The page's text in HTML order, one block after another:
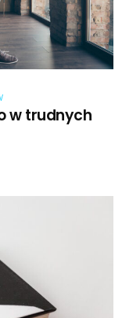
w trudnych